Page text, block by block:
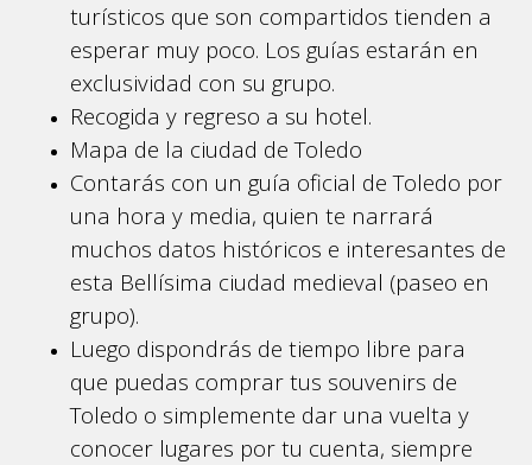
turísticos que son compartidos tienden a
esperar muy poco. Los guías estarán en
exclusividad con su grupo.
Recogida y regreso a su hotel.
Mapa de la ciudad de Toledo
Contarás con un guía oficial de Toledo por
una hora y media, quien te narrará
muchos datos históricos e interesantes de
esta Bellísima ciudad medieval (paseo en
grupo).
Luego dispondrás de tiempo libre para
que puedas comprar tus souvenirs de
Toledo o simplemente dar una vuelta y
conocer lugares por tu cuenta, siempre